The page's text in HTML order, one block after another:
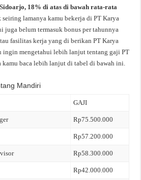
18% di atas di bawah rata-rata
lamanya kamu bekerja di PT Karya
belum termasuk bonus per tahunnya
fasilitas kerja yang di berikan PT Karya
ingin mengetahui lebih lanjut tentang gaji PT
baca lebih lanjut di tabel di bawah ini.
Mandiri
GAJI
Rp75.500.000
Rp57.200.000
Rp58.300.000
Rp42.000.000